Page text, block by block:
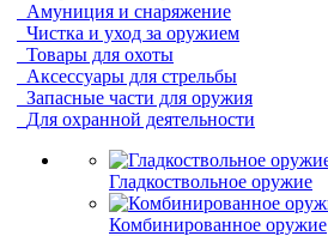
Амуниция и снаряжение
Чистка и уход за оружием
Товары для охоты
Аксессуары для стрельбы
Запасные части для оружия
Для охранной деятельности
Гладкоствольное оружие
Комбинированное оружие